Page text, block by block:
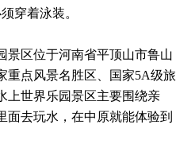
穿着泳装。
区位于河南省平顶山市鲁山
重点风景名胜区、国家5A级旅
上世界乐园景区主要围绕亲
面去玩水，在中原就能体验到